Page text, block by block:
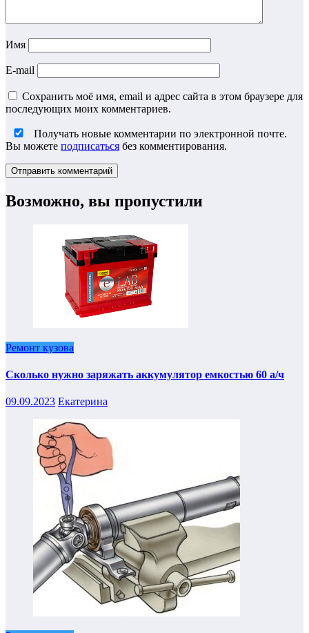
Имя
E-mail
Сохранить моё имя, email и адрес сайта в этом браузере для
последующих моих комментариев.
Получать новые комментарии по электронной почте.
Вы можете подписаться без комментирования.
Возможно, вы пропустили
Ремонт кузова
Сколько нужно заряжать аккумулятор емкостью 60 а/ч
09.09.2023 Екатерина